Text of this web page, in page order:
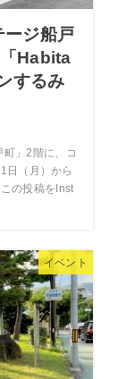
ージ船戸
Habita
するみ
町」2階に、コ
日（月）から
の投稿をInst
イベント